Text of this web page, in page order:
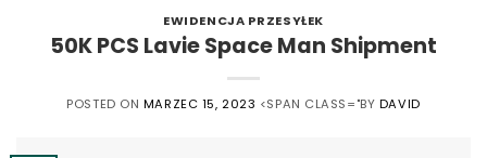
EWIDENCJA PRZESYŁEK
50K PCS Lavie Space Man Shipment
POSTED ON MARZEC 15, 2023 <SPAN CLASS="BY DAVID